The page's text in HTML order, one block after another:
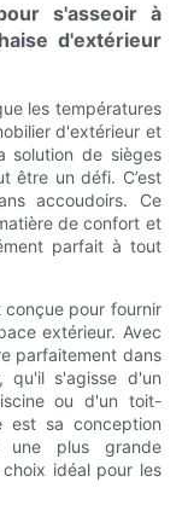
s'asseoir à
d'extérieur
les températures
d'extérieur et
solution de sièges
être un défi. C’est
accoudoirs. Ce
de confort et
parfait à tout
conçue pour fournir
extérieur. Avec
parfaitement dans
qu'il s'agisse d'un
ou d'un toit-
est sa conception
une plus grande
idéal pour les